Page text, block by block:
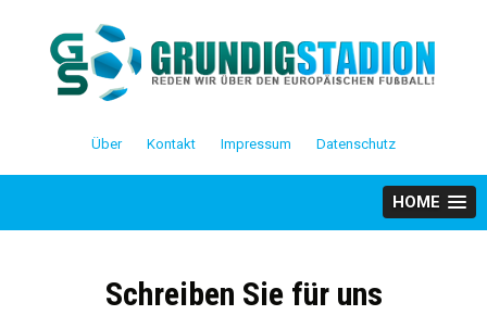
content
Über Kontakt Impressum Datenschutz
HOME
Schreiben Sie für uns